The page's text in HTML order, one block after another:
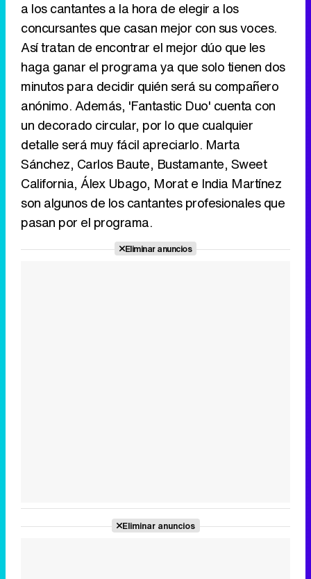
a los cantantes a la hora de elegir a los
concursantes que casan mejor con sus voces.
Así tratan de encontrar el mejor dúo que les
haga ganar el programa ya que solo tienen dos
minutos para decidir quién será su compañero
anónimo. Además, 'Fantastic Duo' cuenta con
un decorado circular, por lo que cualquier
detalle será muy fácil apreciarlo. Marta
Sánchez, Carlos Baute, Bustamante, Sweet
California, Álex Ubago, Morat e India Martínez
son algunos de los cantantes profesionales que
pasan por el programa.
Eliminar anuncios
Eliminar anuncios